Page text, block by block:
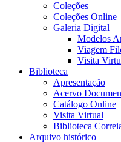
Coleções
Coleções Online
Galeria Digital
Modelos
Viagem
Visita
Biblioteca
Apresentação
Acervo
Catálogo Online
Visita Virtual
Biblioteca
Arquivo histórico